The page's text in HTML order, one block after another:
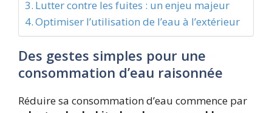
Lutter contre les fuites : un enjeu majeur
Optimiser l’utilisation de l’eau à l’extérieur
Des gestes simples pour une
consommation d’eau raisonnée
Réduire sa consommation d’eau commence par